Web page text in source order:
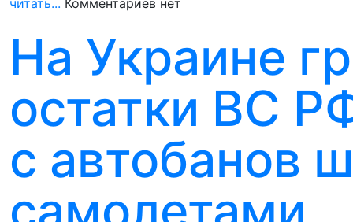
читать... Комментариев нет
На Украине
остатки ВС
с автобанов